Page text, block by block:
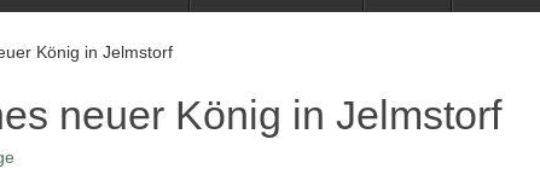
König in Jelmstorf
neuer König in Jelmstorf